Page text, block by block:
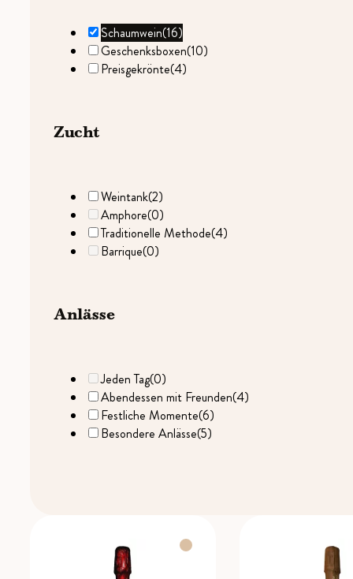
Schaumwein(16)
Geschenksboxen(10)
Preisgekrönte(4)
Zucht
Weintank(2)
Amphore(0)
Traditionelle Methode(4)
Barrique(0)
Anlässe
Jeden Tag(0)
Abendessen mit Freunden(4)
Festliche Momente(6)
Besondere Anlässe(5)